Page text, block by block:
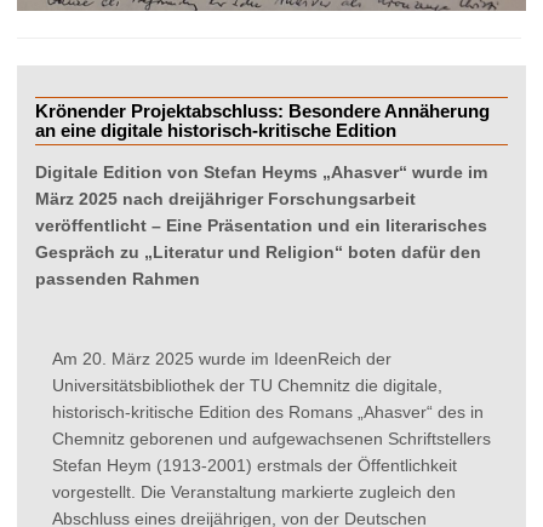
Krönender Projektabschluss: Besondere Annäherung
an eine digitale historisch-kritische Edition
Digitale Edition von Stefan Heyms „Ahasver“ wurde im
März 2025 nach dreijähriger Forschungsarbeit
veröffentlicht – Eine Präsentation und ein literarisches
Gespräch zu „Literatur und Religion“ boten dafür den
passenden Rahmen
Am 20. März 2025 wurde im IdeenReich der
Universitätsbibliothek der TU Chemnitz die digitale,
historisch-kritische Edition des Romans „Ahasver“ des in
Chemnitz geborenen und aufgewachsenen Schriftstellers
Stefan Heym (1913-2001) erstmals der Öffentlichkeit
vorgestellt. Die Veranstaltung markierte zugleich den
Abschluss eines dreijährigen, von der Deutschen